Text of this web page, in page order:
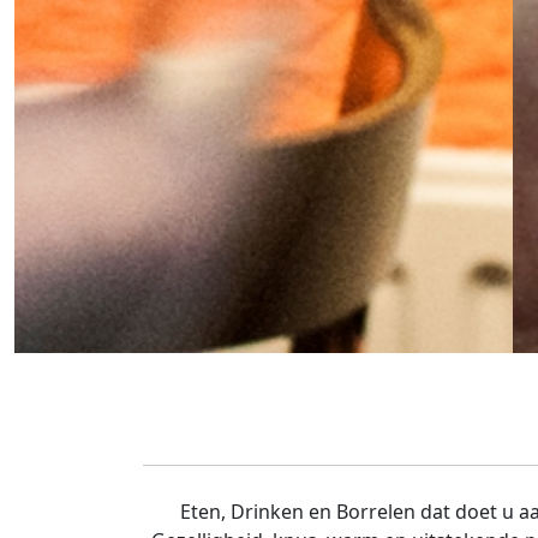
Eten, Drinken en Borrelen dat doet u